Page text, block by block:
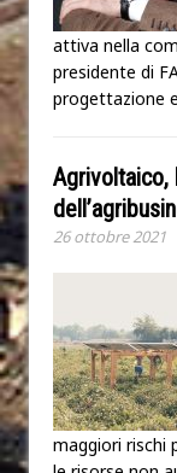
attiva nella
presidente di
progettazione
Agrivoltaico,
26 ottobre 2021
maggiori rischi